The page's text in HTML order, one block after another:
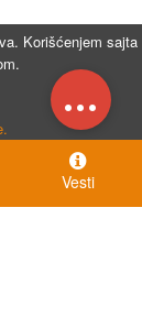
Korišćenjem sajta
...
Vesti